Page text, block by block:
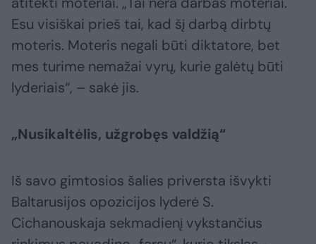
Esu visiškai prieš tai, kad šį darbą dirbtų
moteris. Moteris negali būti diktatore, bet
mes turime nemažai vyrų, kurie galėtų būti
lyderiais“, – sakė jis.
„Nusikaltėlis, užgrobęs valdžią“
Iš savo gimtosios šalies priversta išvykti
Baltarusijos opozicijos lyderė S.
Cichanouskaja sekmadienį vykstančius